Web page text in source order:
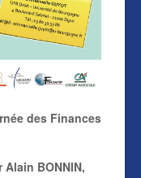
des Finances
Alain BONNIN,